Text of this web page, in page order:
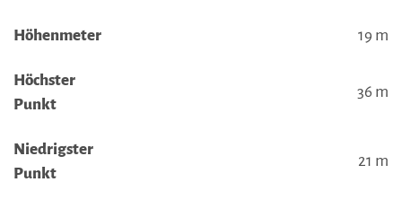
Höhenmeter 19 m
Höchster
Punkt
36 m
Niedrigster
Punkt
21 m